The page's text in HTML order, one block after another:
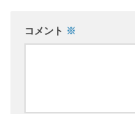
コメント ※